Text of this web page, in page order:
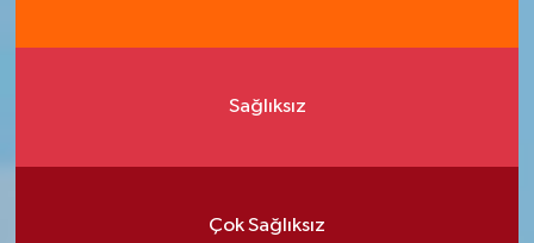
Sağlıksız
Çok Sağlıksız